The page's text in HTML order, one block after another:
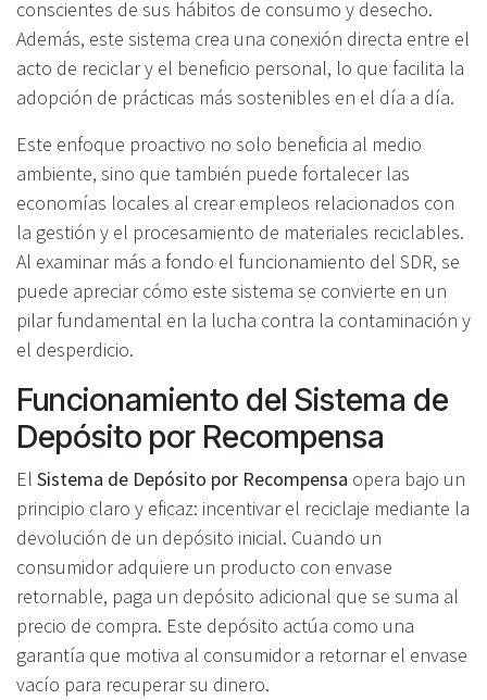
conscientes de sus hábitos de consumo y desecho.
Además, este sistema crea una conexión directa entre el
acto de reciclar y el beneficio personal, lo que facilita la
adopción de prácticas más sostenibles en el día a día.
Este enfoque proactivo no solo beneficia al medio
ambiente, sino que también puede fortalecer las
economías locales al crear empleos relacionados con
la gestión y el procesamiento de materiales reciclables.
Al examinar más a fondo el funcionamiento del SDR, se
puede apreciar cómo este sistema se convierte en un
pilar fundamental en la lucha contra la contaminación y
el desperdicio.
Funcionamiento del Sistema de
Depósito por Recompensa
El Sistema de Depósito por Recompensa opera bajo un
principio claro y eficaz: incentivar el reciclaje mediante la
devolución de un depósito inicial. Cuando un
consumidor adquiere un producto con envase
retornable, paga un depósito adicional que se suma al
precio de compra. Este depósito actúa como una
garantía que motiva al consumidor a retornar el envase
vacío para recuperar su dinero.